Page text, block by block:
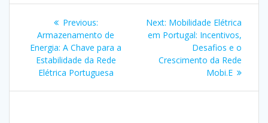
navigation
Previous:Previous
post:
Armazenamento de
Energia: A Chave para a
Estabilidade da Rede
Elétrica Portuguesa
Next: Next
post:
Mobilidade Elétrica
em Portugal: Incentivos,
Desafios e o
Crescimento da Rede
Mobi.E